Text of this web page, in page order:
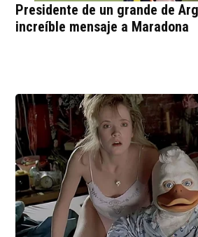
Presidente de un grande de
increíble mensaje a Maradona